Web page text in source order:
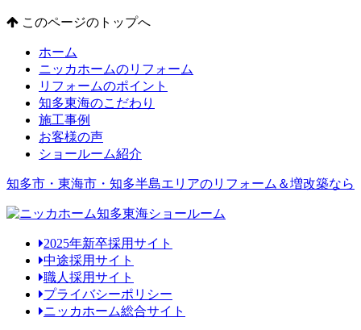
このページのトップへ
ホーム
ニッカホームのリフォーム
リフォームのポイント
知多東海のこだわり
施工事例
お客様の声
ショールーム紹介
知多市・東海市・知多半島エリアのリフォーム＆増改築なら
2025年新卒採用サイト
中途採用サイト
職人採用サイト
プライバシーポリシー
ニッカホーム総合サイト